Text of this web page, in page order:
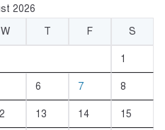
2026
W T F S
1
6 7 8
13 14 15